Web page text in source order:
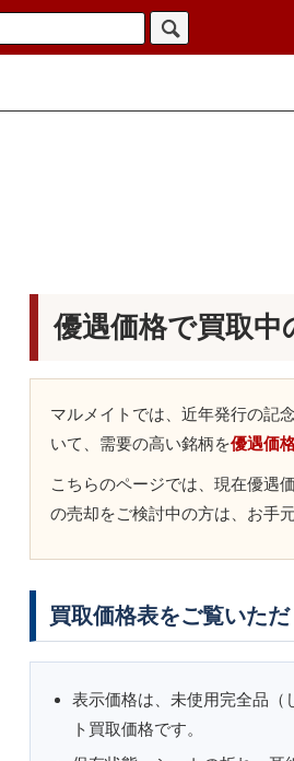
優遇価格で買取中
マルメイトでは、近年発行の記
いて、需要の高い銘柄を優遇価
こちらのページでは、現在優遇
の売却をご検討中の方は、お手
買取価格表をご覧いた
表示価格は、未使用完全品（
ト買取価格です。